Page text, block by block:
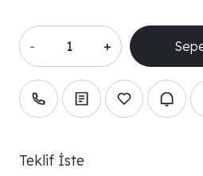
- +
Teklif İste